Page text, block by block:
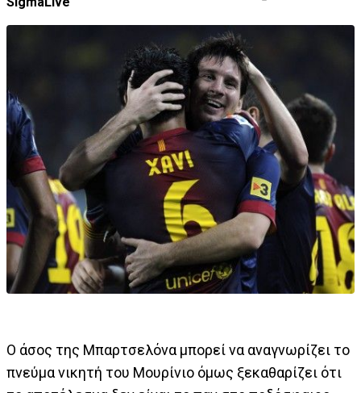
Ο άσος της Μπαρτσελόνα μπορεί να αναγνωρίζει το
πνεύμα νικητή του Μουρίνιο όμως ξεκαθαρίζει ότι